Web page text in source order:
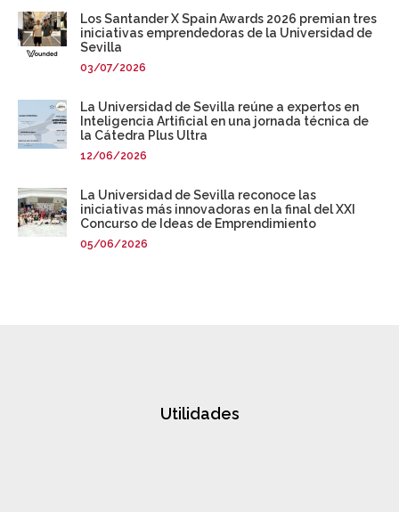
Los Santander X Spain Awards 2026 premian tres
iniciativas emprendedoras de la Universidad de
Sevilla
03/07/2026
La Universidad de Sevilla reúne a expertos en
Inteligencia Artificial en una jornada técnica de
la Cátedra Plus Ultra
12/06/2026
La Universidad de Sevilla reconoce las
iniciativas más innovadoras en la final del XXI
Concurso de Ideas de Emprendimiento
05/06/2026
Utilidades